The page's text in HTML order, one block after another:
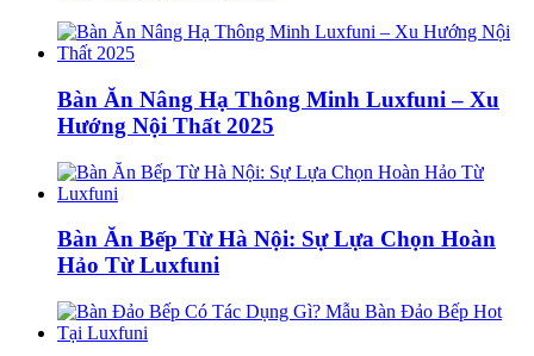
Bàn Ăn Nâng Hạ Thông Minh Luxfuni – Xu
Hướng Nội Thất 2025
Bàn Ăn Bếp Từ Hà Nội: Sự Lựa Chọn Hoàn
Hảo Từ Luxfuni